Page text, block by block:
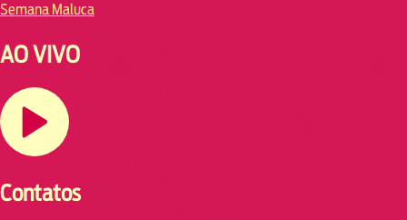
Semana Maluca
AO VIVO
Contatos